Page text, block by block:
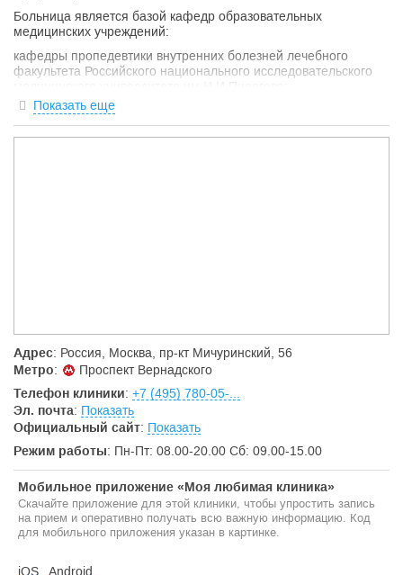
Больница является базой кафедр образовательных
медицинских учреждений:
кафедры пропедевтики внутренних болезней лечебного
факультета Российского национального исследовательского
кафедры факультетской хирургии № 1 Московского
Государственного медико-стоматологического университета;
методиками;
отделение функциональной диагностики располагает
широким спектром исследований кардиологического,
неврологического, пульмонологического профиля;
эндоскопическое отделение, включающее весь спектр
современных обследований.
Диагностика перед госпитализацией осуществляется в
Клиниках МЕДСИ. Вы экономите свое время и деньги на
Показать еще
Адрес: Россия, Москва, пр-кт Мичуринский, 56
Метро:
Проспект Вернадского
Телефон клиники: +7 (495) 780-05-...
Эл. почта: Показать
Официальный сайт: Показать
Режим работы: Пн-Пт: 08.00-20.00 Сб: 09.00-15.00
Мобильное приложение «Моя любимая клиника»
Скачайте приложение для этой клиники, чтобы упростить запись
на прием и оперативно получать всю важную информацию. Код
для мобильного приложения указан в картинке.
iOS Android